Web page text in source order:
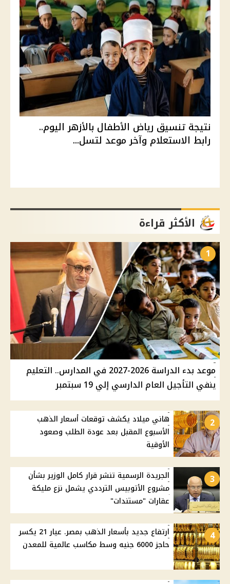
نتيجة تنسيق رياض الأطفال بالأزهر اليوم..
رابط الاستعلام وآخر موعد لتسل...
الأكثر قراءة
1
موعد بدء الدراسة 2026-2027 في المدارس.. التعليم
ينفي التأجيل العام الدارسي إلي 19 سبتمبر
2
هاني ميلاد يكشف توقعات أسعار الذهب
الأسبوع المقبل بعد عودة الطلب وصعود
الأوقية
3
الجريدة الرسمية تنشر قرار كامل الوزير بشأن
مشروع الأتوبيس الترددي يشمل نزع مليكة
عقارات "مستندات"
4
ارتفاع جديد بأسعار الذهب بمصر. عيار 21 يكسر
حاجز 6000 جنيه وسط مكاسب عالمية للمعدن